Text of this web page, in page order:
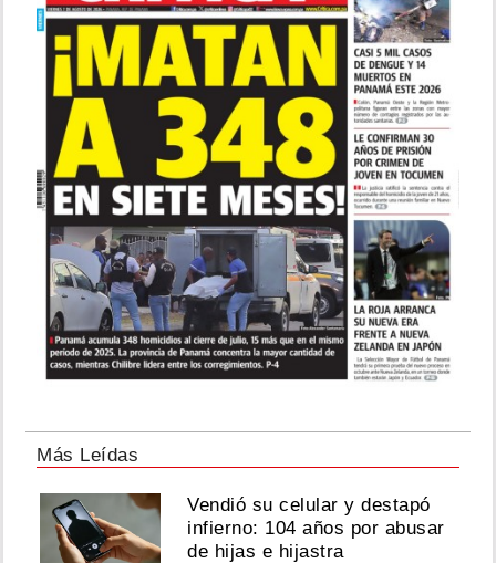
Más Leídas
Vendió su celular y destapó
infierno: 104 años por abusar
de hijas e hijastra